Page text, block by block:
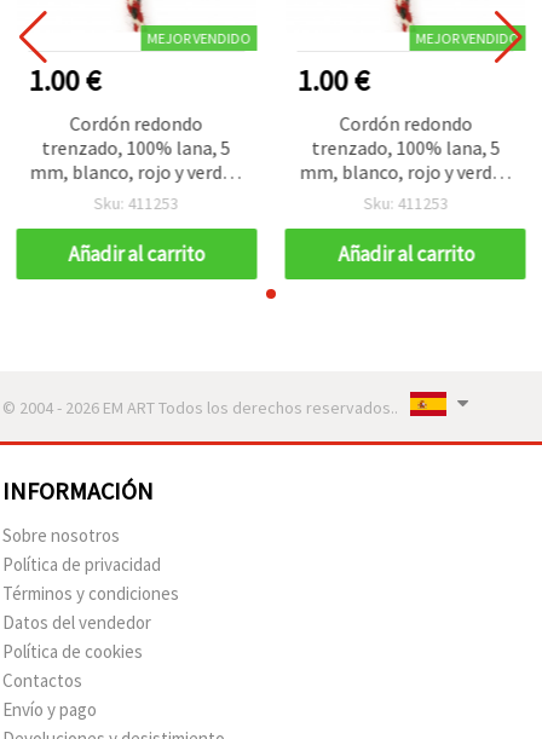
MEJOR VENDIDO
1.00 €
Cordón redondo
trenzado, 100% lana, 5
mm, blanco, rojo y verde -
3 metros
Sku: 411253
Añadir al carrito
MEJOR VENDIDO
1.00 €
Cordón redondo
trenzado, 100% lana, 5
mm, blanco, rojo y verde -
3 metros
Sku: 411253
Añadir al carrito
© 2004 - 2026 EM ART Todos los derechos reservados..
INFORMACIÓN
Sobre nosotros
Política de privacidad
Términos y condiciones
Datos del vendedor
Política de cookies
Contactos
Envío y pago